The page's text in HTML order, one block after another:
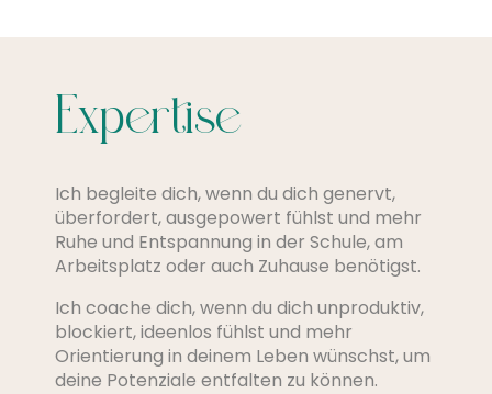
Expertise
Ich begleite dich, wenn du dich genervt,
überfordert, ausgepowert fühlst und mehr
Ruhe und Entspannung in der Schule, am
Arbeitsplatz oder auch Zuhause benötigst.
Ich coache dich, wenn du dich unproduktiv,
blockiert, ideenlos fühlst und mehr
Orientierung in deinem Leben wünschst, um
deine Potenziale entfalten zu können.